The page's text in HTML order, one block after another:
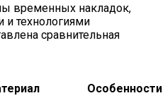
временных накладок,
и технологиями
сравнительная
Особенности